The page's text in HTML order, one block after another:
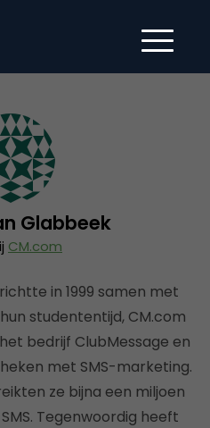
Glabbeek
CM.com
in 1999 samen met
studententijd, CM.com
bedrijf ClubMessage en
met SMS-marketing.
ze bijna een miljoen
Tegenwoordig heeft